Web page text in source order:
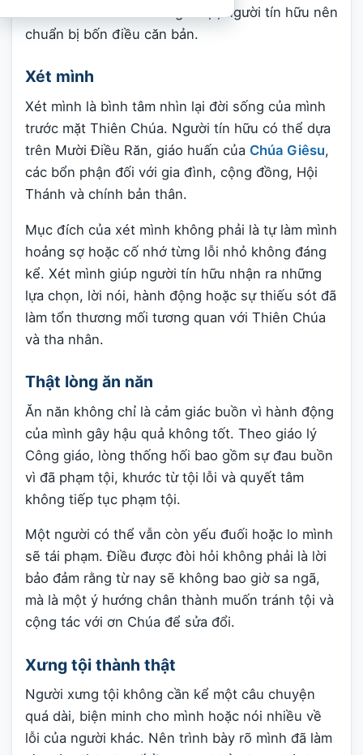
Trước khi bước vào tòa giải tội, người tín hữu nên
chuẩn bị bốn điều căn bản.
Xét mình
Xét mình là bình tâm nhìn lại đời sống của mình
trước mặt Thiên Chúa. Người tín hữu có thể dựa
trên Mười Điều Răn, giáo huấn của Chúa Giêsu,
các bổn phận đối với gia đình, cộng đồng, Hội
Thánh và chính bản thân.
Mục đích của xét mình không phải là tự làm mình
hoảng sợ hoặc cố nhớ từng lỗi nhỏ không đáng
kể. Xét mình giúp người tín hữu nhận ra những
lựa chọn, lời nói, hành động hoặc sự thiếu sót đã
làm tổn thương mối tương quan với Thiên Chúa
và tha nhân.
Thật lòng ăn năn
Ăn năn không chỉ là cảm giác buồn vì hành động
của mình gây hậu quả không tốt. Theo giáo lý
Công giáo, lòng thống hối bao gồm sự đau buồn
vì đã phạm tội, khước từ tội lỗi và quyết tâm
không tiếp tục phạm tội.
Một người có thể vẫn còn yếu đuối hoặc lo mình
sẽ tái phạm. Điều được đòi hỏi không phải là lời
bảo đảm rằng từ nay sẽ không bao giờ sa ngã,
mà là một ý hướng chân thành muốn tránh tội và
cộng tác với ơn Chúa để sửa đổi.
Xưng tội thành thật
Người xưng tội không cần kể một câu chuyện
quá dài, biện minh cho mình hoặc nói nhiều về
lỗi của người khác. Nên trình bày rõ mình đã làm